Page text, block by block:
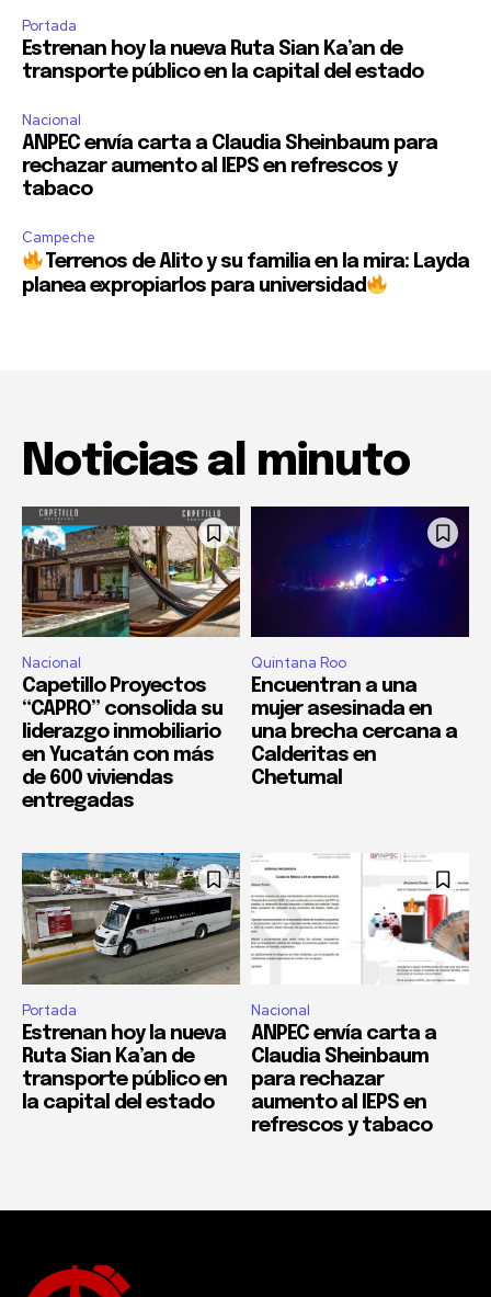
Portada
Estrenan hoy la nueva Ruta Sian Ka’an de
transporte público en la capital del estado
Nacional
ANPEC envía carta a Claudia Sheinbaum para
rechazar aumento al IEPS en refrescos y
tabaco
Campeche
Terrenos de Alito y su familia en la mira: Layda
planea expropiarlos para universidad
Noticias al minuto
Nacional
Capetillo Proyectos
“CAPRO” consolida su
liderazgo inmobiliario
en Yucatán con más
de 600 viviendas
entregadas
Quintana Roo
Encuentran a una
mujer asesinada en
una brecha cercana a
Calderitas en
Chetumal
Portada
Estrenan hoy la nueva
Ruta Sian Ka’an de
transporte público en
la capital del estado
Nacional
ANPEC envía carta a
Claudia Sheinbaum
para rechazar
aumento al IEPS en
refrescos y tabaco